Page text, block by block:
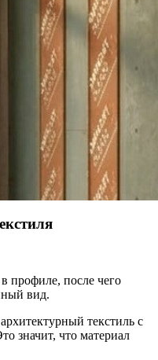
профиле, после чего
вид.
текстиль с
значит, что материал